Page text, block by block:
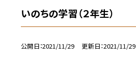
いのちの学習（２年生）
公開日 2021/11/29 更新日 2021/11/29